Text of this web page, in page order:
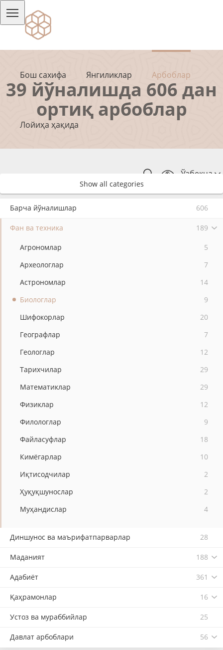
Бош сахифа Янгиликлар Арбоблар
Лойиҳа ҳақида
Ўзбекча
39 йўналишда 606 дан
ортиқ арбоблар
Show all categories
Барча йўналишлар 606
Фан ва техника 189
Агрономлар
5
Археологлар
7
Астрономлар
14
Биологлар
9
Шифокорлар
20
Географлар
7
Геологлар
12
Тарихчилар
29
Математиклар
29
Физиклар
12
Филологлар
9
Файласуфлар
18
Кимёгарлар
10
Иқтисодчилар
2
Ҳуқуқшунослар
2
Муҳандислар
4
Диншунос ва маърифатпарварлар 28
Маданият 188
Адабиёт 361
Қаҳрамонлар 16
Устоз ва мураббийлар 25
Давлат арбоблари 56